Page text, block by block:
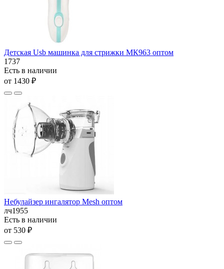
Детская Usb машинка для стрижки МК963 оптом
1737
Есть в наличии
от 1430 ₽
Небулайзер ингалятор Mesh оптом
лч1955
Есть в наличии
от 530 ₽